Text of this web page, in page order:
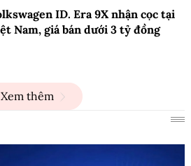
ID. Era 9X nhận cọc tại
Nam, giá bán dưới 3 tỷ đồng
Xem thêm